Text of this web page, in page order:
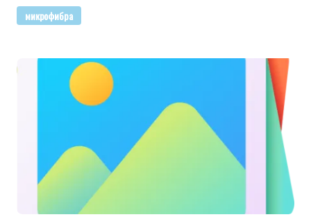
микрофибра